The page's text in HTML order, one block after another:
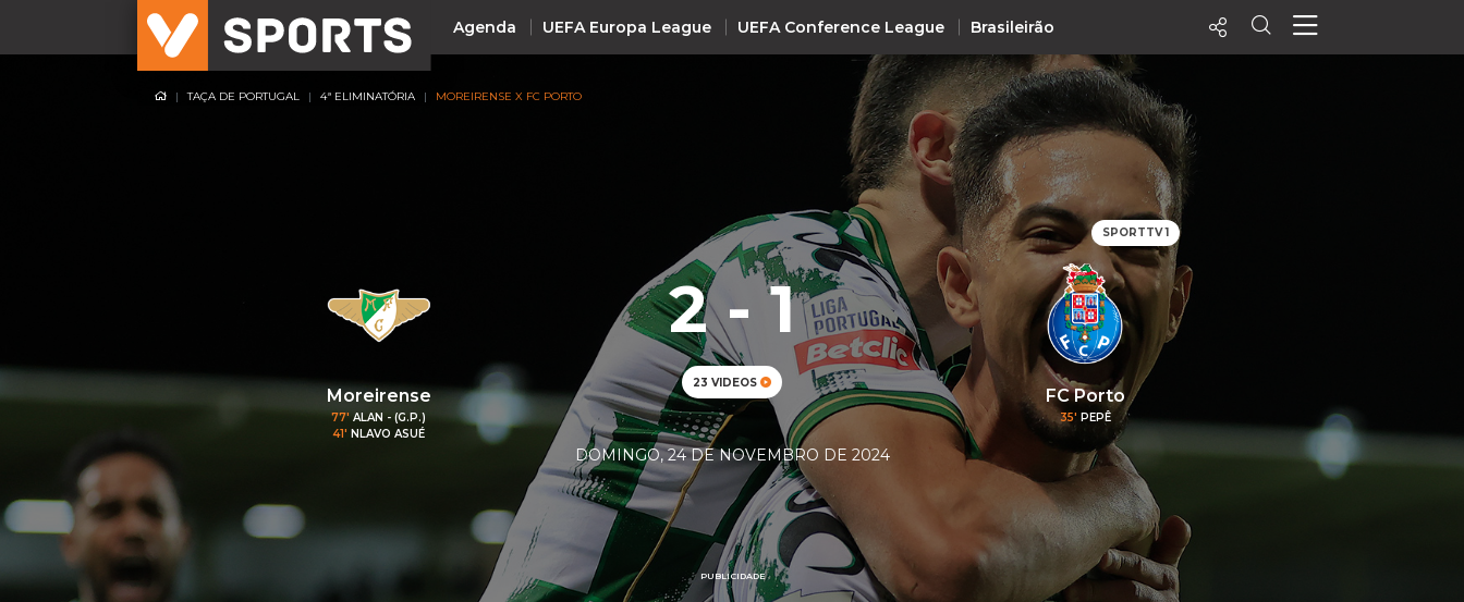
Agenda UEFA Europa League UEFA Conference League Brasileirão
+ Recentes + Visualizados
Sporting
FC Porto
INTERNACIONAL
UEFA Europa League
UEFA Conference League
Premier League
La Liga
Bundesliga
Serie A
Ligue 1
Süper Lig
Saudi Pro League
MLS
Brasileirão
Mundial 2026
PALPITES
Agenda
Vídeos
Notícias
Playlists
MatchStories
TAÇA DE PORTUGAL 4ª ELIMINATÓRIA MOREIRENSE X FC PORTO
SPORTTV 1
Moreirense
77' ALAN - (G.P.)
41' NLAVO ASUÉ
2 - 1
23 VIDEOS
FC Porto
35' PEPÊ
DOMINGO, 24 DE NOVEMBRO DE 2024
PUBLICIDADE